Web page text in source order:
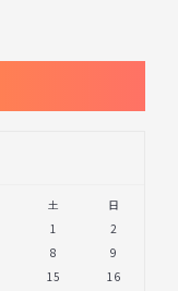
土
日
1
2
8
9
15
16